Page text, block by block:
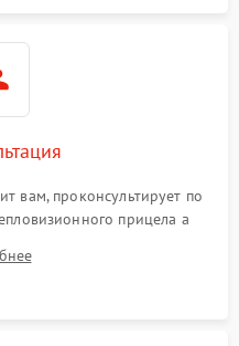
вам, проконсультирует по
прицела а